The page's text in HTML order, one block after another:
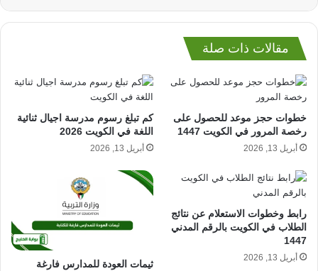
مقالات ذات صلة
خطوات حجز موعد للحصول على
رخصة المرور في الكويت 1447
أبريل 13, 2026
كم تبلغ رسوم مدرسة اجيال ثنائية
اللغة في الكويت 2026
أبريل 13, 2026
رابط وخطوات الاستعلام عن نتائج
الطلاب في الكويت بالرقم المدني
1447
أبريل 13, 2026
ثيمات العودة للمدارس فارغة